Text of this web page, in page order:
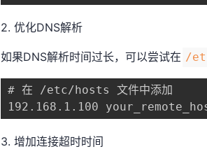
2. 优化DNS解析
如果DNS解析时间过长，可以尝试在​ ​/
# 在 /etc/hosts 文件中添加
192.168.1.100
3. 增加连接超时时间